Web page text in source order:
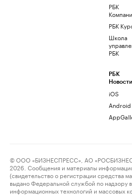
РБК
РБК
Школа
РБК
РБК
Новости
iOS
Android
© ООО «БИЗНЕСПРЕСС», АО
2026. Сообщения и материалы
(свидетельство о регистрации средства
выдано Федеральной службой по надзору
информационных технологий и массовых